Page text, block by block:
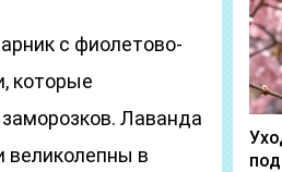
с фиолетово-
которые
Лаванда
великолепны в